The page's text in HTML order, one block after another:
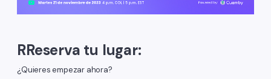
RReserva tu lugar:
¿Quieres empezar ahora?